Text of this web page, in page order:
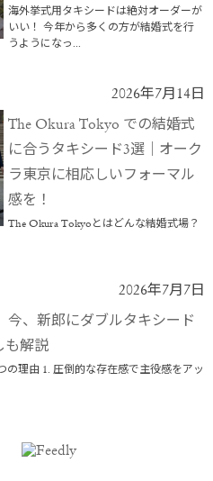
海外挙式用タキシードは絶対オーダーが
いい！ 今年から多くの方が結婚式を行
うようになっ...
2026年7月14日
The Okura Tokyo での結婚式
に合うタキシード3選｜オーク
ラ東京に相応しいフォーマル
感を！
The Okura Tokyoとはどんな結婚式場？
2026年7月7日
今、新郎にダブルタキシード
も解説
理由 1. 圧倒的な存在感で主役感をアッ